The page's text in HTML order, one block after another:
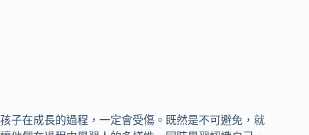
孩子在成長的過程，一定會受傷。既然是不可避免，就